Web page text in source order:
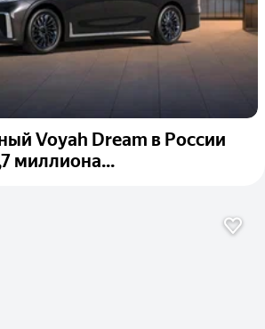
Voyah Dream в России
миллиона...